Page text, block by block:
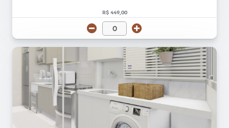
R$ 449,00